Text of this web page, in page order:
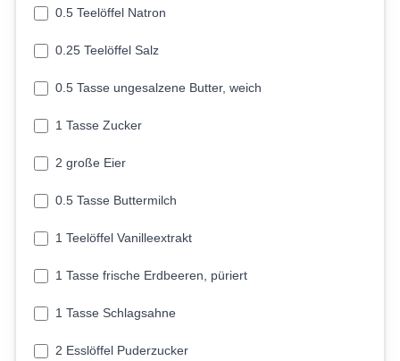
0.5 Teelöffel Natron
0.25 Teelöffel Salz
0.5 Tasse ungesalzene Butter, weich
1 Tasse Zucker
2 große Eier
0.5 Tasse Buttermilch
1 Teelöffel Vanilleextrakt
1 Tasse frische Erdbeeren, püriert
1 Tasse Schlagsahne
2 Esslöffel Puderzucker